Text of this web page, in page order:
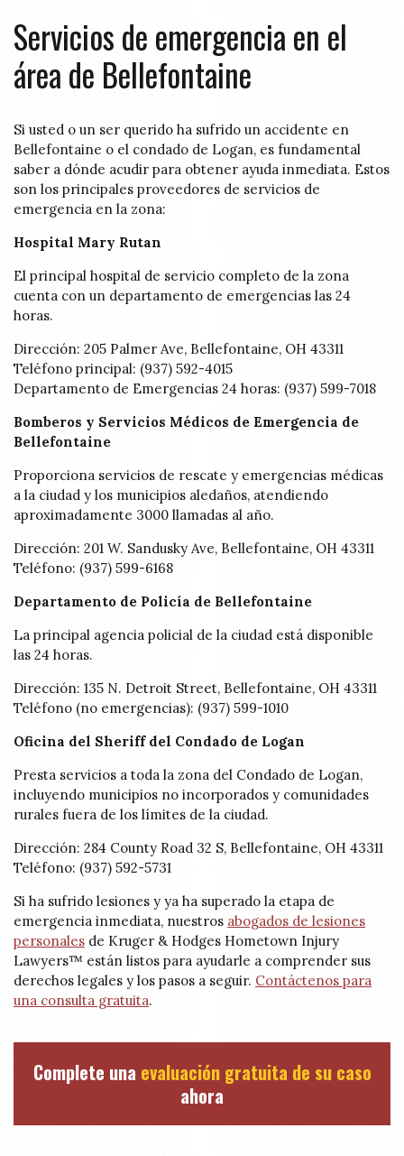
Servicios de emergencia en el
área de Bellefontaine
Si usted o un ser querido ha sufrido un accidente en
Bellefontaine o el condado de Logan, es fundamental
saber a dónde acudir para obtener ayuda inmediata. Estos
son los principales proveedores de servicios de
emergencia en la zona:
Hospital Mary Rutan
El principal hospital de servicio completo de la zona
cuenta con un departamento de emergencias las 24
horas.
Dirección: 205 Palmer Ave, Bellefontaine, OH 43311
Teléfono principal: (937) 592-4015
Departamento de Emergencias 24 horas: (937) 599-7018
Bomberos y Servicios Médicos de Emergencia de
Bellefontaine
Proporciona servicios de rescate y emergencias médicas
a la ciudad y los municipios aledaños, atendiendo
aproximadamente 3000 llamadas al año.
Dirección: 201 W. Sandusky Ave, Bellefontaine, OH 43311
Teléfono: (937) 599-6168
Departamento de Policía de Bellefontaine
La principal agencia policial de la ciudad está disponible
las 24 horas.
Dirección: 135 N. Detroit Street, Bellefontaine, OH 43311
Teléfono (no emergencias): (937) 599-1010
Oficina del Sheriff del Condado de Logan
Presta servicios a toda la zona del Condado de Logan,
incluyendo municipios no incorporados y comunidades
rurales fuera de los límites de la ciudad.
Dirección: 284 County Road 32 S, Bellefontaine, OH 43311
Teléfono: (937) 592-5731
Si ha sufrido lesiones y ya ha superado la etapa de
emergencia inmediata, nuestros abogados de lesiones
personales de Kruger & Hodges Hometown Injury
Lawyers™ están listos para ayudarle a comprender sus
derechos legales y los pasos a seguir. Contáctenos para
una consulta gratuita.
Complete una evaluación gratuita de su caso
ahora